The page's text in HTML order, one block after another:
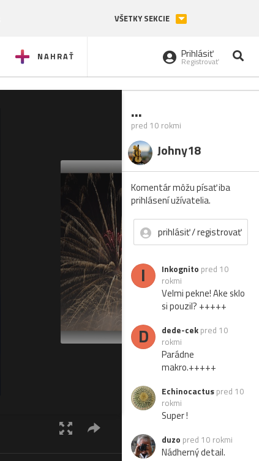
VŠETKY SEKCIE
NAHRAŤ Prihlásiť
Registrovať
...
pred 10 rokmi
Johny18
Komentár môžu písať iba
prihlásení užívatelia.
prihlásiť / registrovať
I Inkognito pred 10
rokmi
Velmi pekne! Ake sklo
si pouzil? +++++
D dede-cek pred 10
rokmi
Parádne
makro.+++++
Echinocactus pred 10
rokmi
Super !
duzo pred 10 rokmi
Nádherný detail.